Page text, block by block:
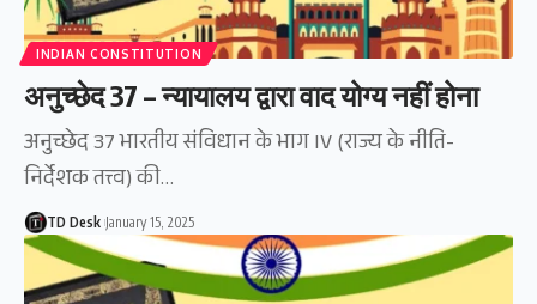
INDIAN CONSTITUTION
अनुच्छेद 37 – न्यायालय द्वारा वाद योग्य नहीं होना
अनुच्छेद 37 भारतीय संविधान के भाग IV (राज्य के नीति-
निर्देशक तत्त्व) की…
TD Desk January 15, 2025